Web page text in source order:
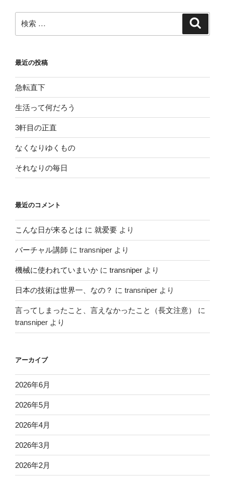
検
索:
最近の投稿
急転直下
生活って何だろう
3軒目の正直
なくなりゆくもの
それなりの毎日
最近のコメント
こんな日が来るとは に 就爱要 より
バーチャル講師 に transniper より
機械に使われていまいか に transniper より
日本の技術は世界一、なの？ に transniper より
言ってしまったこと、言えなかったこと（長文注意）
に
transniper より
アーカイブ
2026年6月
2026年5月
2026年4月
2026年3月
2026年2月